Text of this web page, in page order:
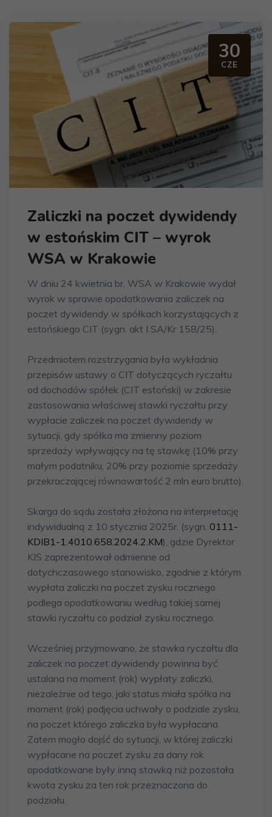
30
CZE
Zaliczki na poczet dywidendy
w estońskim CIT – wyrok
WSA w Krakowie
W dniu 24 kwietnia br. WSA w Krakowie wydał
wyrok w sprawie opodatkowania zaliczek na
poczet dywidendy w spółkach korzystających z
estońskiego CIT (sygn. akt I SA/Kr 158/25).
Przedmiotem rozstrzygania była wykładnia
przepisów ustawy o CIT dotyczących ryczałtu
od dochodów spółek (CIT estoński) w zakresie
zastosowania właściwej stawki ryczałtu przy
wypłacie zaliczek na poczet dywidendy w
sytuacji, gdy spółka ma zmienny poziom
sprzedaży wpływający na tę stawkę (10% przy
małym podatniku, 20% przy poziomie sprzedaży
przekraczającej równowartość 2 mln euro brutto).
Skarga do sądu została złożona na interpretację
indywidualną z 10 stycznia 2025r. (sygn. 0111-
KDIB1-1.4010.658.2024.2.KM), gdzie Dyrektor
KIS zaprezentował odmienne od
dotychczasowego stanowisko, zgodnie z którym
wypłata zaliczki na poczet zysku rocznego
podlega opodatkowaniu według takiej samej
stawki ryczałtu co podział zysku rocznego.
Wcześniej przyjmowano, że stawka ryczałtu dla
zaliczek na poczet dywidendy powinna być
ustalana na moment (rok) wypłaty zaliczki,
niezależnie od tego, jaki status miała spółka na
moment (rok) podjęcia uchwały o podziale zysku,
na poczet którego zaliczka była wypłacana.
Zatem mogło dojść do sytuacji, w której zaliczki
wypłacane na poczet zysku za dany rok
opodatkowane były inną stawką niż pozostała
kwota zysku za ten rok przeznaczona do
podziału.